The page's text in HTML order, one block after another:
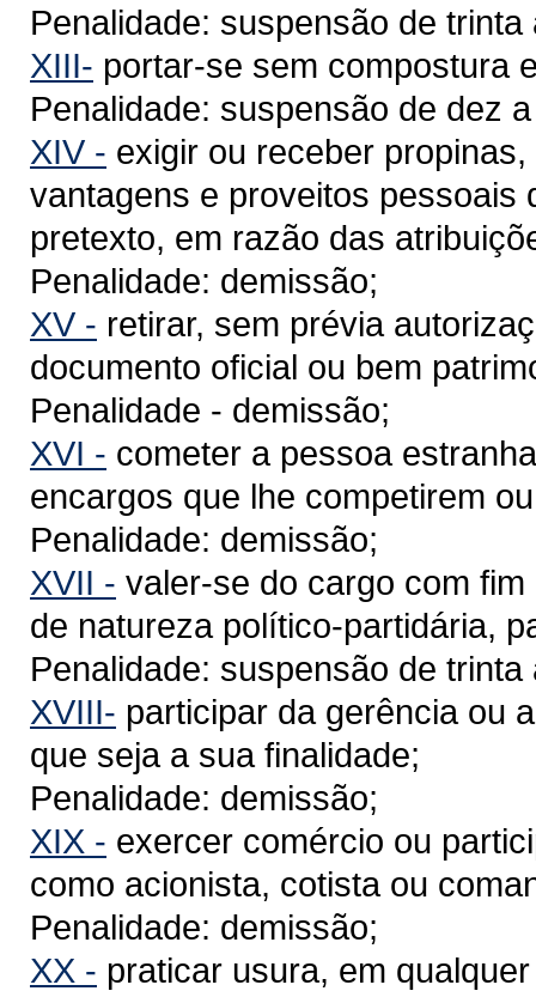
Penalidade: suspensão de
XIII- portar-se sem compostura
Penalidade: suspensão de dez
XIV - exigir ou receber
vantagens e proveitos pessoais
pretexto, em razão das
Penalidade: demissão;
XV - retirar, sem prévia
documento oficial ou bem
Penalidade - demissão;
XVI - cometer a pessoa
encargos que lhe competirem
Penalidade: demissão;
XVII - valer-se do cargo com
de natureza político-partidária,
Penalidade: suspensão de
XVIII- participar da gerência ou
que seja a sua finalidade;
Penalidade: demissão;
XIX - exercer comércio ou
como acionista, cotista ou
Penalidade: demissão;
XX - praticar usura, em